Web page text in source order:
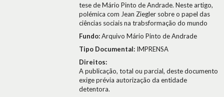
tese de Mário Pinto de Andrade. Neste artigo,
polémica com Jean Ziegler sobre o papel das
ciências sociais na trabsformação do mundo
Fundo:Arquivo Mário Pinto de Andrade
Tipo Documental: IMPRENSA
Direitos:
A publicação, total ou parcial, deste documento
exige prévia autorização da entidade
detentora.